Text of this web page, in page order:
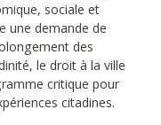
sociale et
une demande de
des
le droit à la ville
critique pour
citadines.